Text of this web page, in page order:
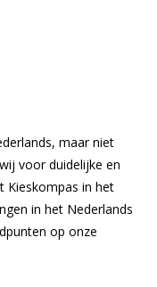
maar niet
voor duidelijke en
Kieskompas in het
in het Nederlands
op onze